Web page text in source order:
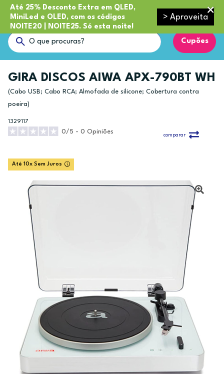
Até 25% Desconto Extra em QLED,
MiniLed e OLED, com os códigos
NOITE20 | NOITE25. Só esta noite!
> Aproveita
Cupões
GIRA DISCOS AIWA APX-790BT WH
(Cabo USB; Cabo RCA; Almofada de silicone; Cobertura contra
poeira)
1329117
0/5 - 0 Opiniões
comparar
Até 10x Sem Juros